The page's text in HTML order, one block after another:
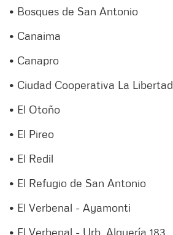
• Bosques de San Antonio
• Canaima
• Canapro
• Ciudad Cooperativa La Libertad
• El Otoño
• El Pireo
• El Redil
• El Refugio de San Antonio
• El Verbenal - Ayamonti
• El Verbenal - Urb. Alquería 183